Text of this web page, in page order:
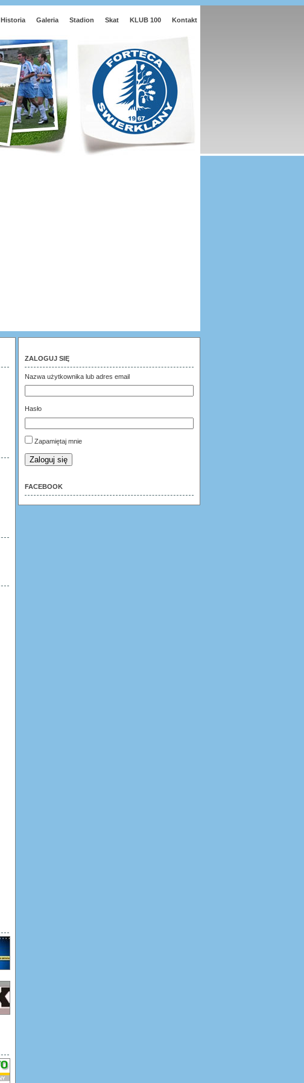
Historia Galeria Stadion Skat KLUB 100 Kontakt
ZALOGUJ SIĘ
Nazwa użytkownika lub adres email
Hasło
Zapamiętaj mnie
Zaloguj się
FACEBOOK